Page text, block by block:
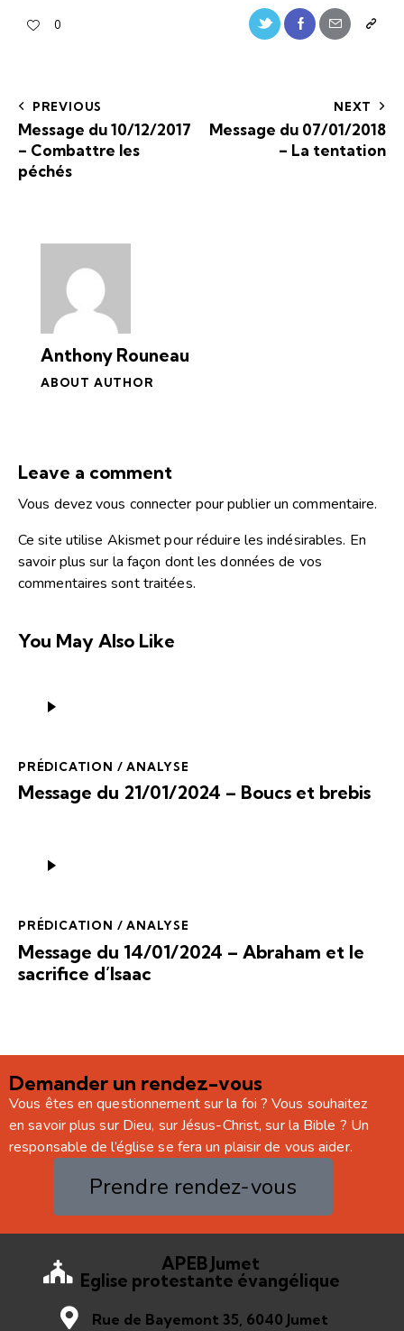
0
PREVIOUS
Message du 10/12/2017
– Combattre les
péchés
NEXT
Message du 07/01/2018
– La tentation
Anthony Rouneau
ABOUT AUTHOR
Leave a comment
Vous devezvous connecter pour publier un commentaire.
Ce site utilise Akismet pour réduire les indésirables. En
savoir plus sur la façon dont les données de vos
commentaires sont traitées.
You May Also Like
audio
PRÉDICATION / ANALYSE
Message du 21/01/2024 – Boucs et brebis
audio
PRÉDICATION / ANALYSE
Message du 14/01/2024 – Abraham et le
sacrifice d’Isaac
Demander un rendez-vous
Vous êtes en questionnement sur la foi ? Vous souhaitez
en savoir plus sur Dieu, sur Jésus-Christ, sur la Bible ? Un
responsable de l’église se fera un plaisir de vous aider.
Prendre rendez-vous
APEB Jumet
Eglise protestante évangélique
Rue de Bayemont 35, 6040 Jumet